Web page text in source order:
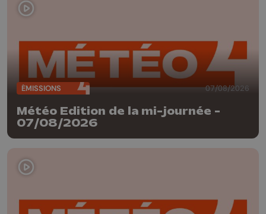
ÉMISSIONS 07/08/2026
Météo Edition de la mi-journée -
07/08/2026